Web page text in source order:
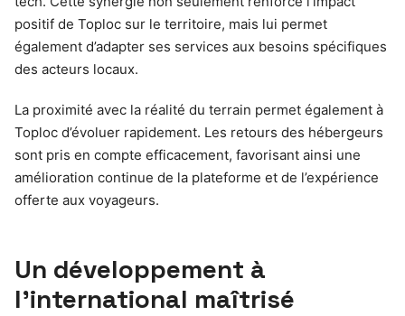
positif de Toploc sur le territoire, mais lui permet
également d’adapter ses services aux besoins spécifiques
des acteurs locaux.
La proximité avec la réalité du terrain permet également à
Toploc d’évoluer rapidement. Les retours des hébergeurs
sont pris en compte efficacement, favorisant ainsi une
amélioration continue de la plateforme et de l’expérience
offerte aux voyageurs.
Un développement à
l’international maîtrisé